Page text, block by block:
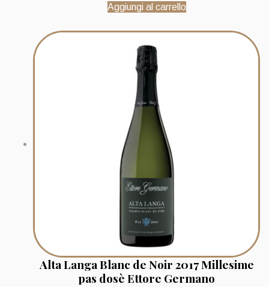
Aggiungi al carrello
Alta Langa Blanc de Noir 2017 Millesime
pas dosè Ettore Germano